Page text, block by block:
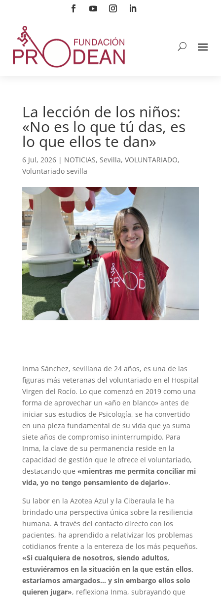
La lección de los niños:
«No es lo que tú das, es
lo que ellos te dan»
6 Jul, 2026| NOTICIAS, Sevilla, VOLUNTARIADO,
Voluntariado sevilla
Inma Sánchez, sevillana de 24 años, es una de las
figuras más veteranas del voluntariado en el Hospital
Virgen del Rocío. Lo que comenzó en 2019 como una
forma de aprovechar un «año en blanco» antes de
iniciar sus estudios de Psicología, se ha convertido
en una pieza fundamental de su vida que ya suma
siete años de compromiso ininterrumpido. Para
Inma, la clave de su permanencia reside en la
capacidad de gestión que le ofrece el voluntariado,
destacando que «mientras me permita conciliar mi
vida, yo no tengo pensamiento de dejarlo».
Su labor en la Azotea Azul y la Ciberaula le ha
brindado una perspectiva única sobre la resiliencia
humana. A través del contacto directo con los
pacientes, ha aprendido a relativizar los problemas
cotidianos frente a la entereza de los más pequeños.
«Si cualquiera de nosotros, siendo adultos,
estuviéramos en la situación en la que están ellos,
estaríamos amargados… y sin embargo ellos solo
quieren jugar», reflexiona Inma, subrayando que